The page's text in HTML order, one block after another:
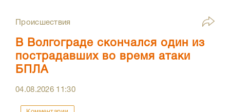
Происшествия
В Волгограде скончался один из
пострадавших во время атаки
БПЛА
04.08.2026 11:30